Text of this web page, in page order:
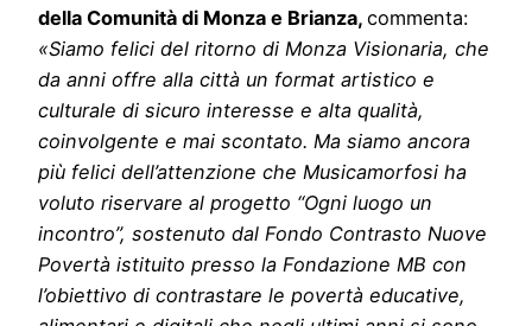
della Comunità di Monza e Brianza, commenta:
«Siamo felici del ritorno di Monza Visionaria, che
da anni offre alla città un format artistico e
culturale di sicuro interesse e alta qualità,
coinvolgente e mai scontato. Ma siamo ancora
più felici dell’attenzione che Musicamorfosi ha
voluto riservare al progetto “Ogni luogo un
incontro”, sostenuto dal Fondo Contrasto Nuove
Povertà istituito presso la Fondazione MB con
l’obiettivo di contrastare le povertà educative,